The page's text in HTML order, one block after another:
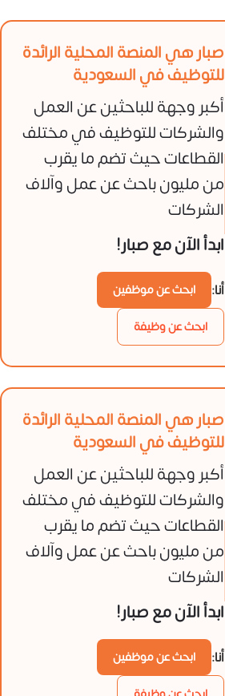
صبار هي المنصة المحلية الرائدة
للتوظيف في السعودية
أكبر وجهة للباحثين عن العمل
والشركات للتوظيف في مختلف
القطاعات حيث تضم ما يقرب
من مليون باحث عن عمل وآلاف
الشركات
ابدأ الآن مع صبار!
أنا:
ابحث عن موظفين
ابحث عن وظيفة
صبار هي المنصة المحلية الرائدة
للتوظيف في السعودية
أكبر وجهة للباحثين عن العمل
والشركات للتوظيف في مختلف
القطاعات حيث تضم ما يقرب
من مليون باحث عن عمل وآلاف
الشركات
ابدأ الآن مع صبار!
أنا:
ابحث عن موظفين